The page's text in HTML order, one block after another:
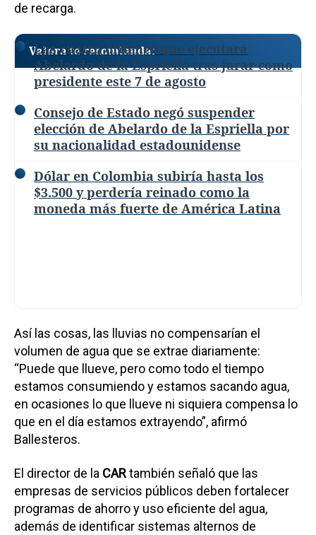
de recarga.
Valora te recomienda:
Las cuatro órdenes que ejecutará
Abelardo de la Espriella tras jurar como
presidente este 7 de agosto
Consejo de Estado negó suspender
elección de Abelardo de la Espriella por
su nacionalidad estadounidense
Dólar en Colombia subiría hasta los
$3.500 y perdería reinado como la
moneda más fuerte de América Latina
Así las cosas, las lluvias no compensarían el
volumen de agua que se extrae diariamente:
“Puede que llueve, pero como todo el tiempo
estamos consumiendo y estamos sacando agua,
en ocasiones lo que llueve ni siquiera compensa lo
que en el día estamos extrayendo”, afirmó
Ballesteros.
El director de la CARtambién señaló que las
empresas de servicios públicos deben fortalecer
programas de ahorro y uso eficiente del agua,
además de identificar sistemas alternos de